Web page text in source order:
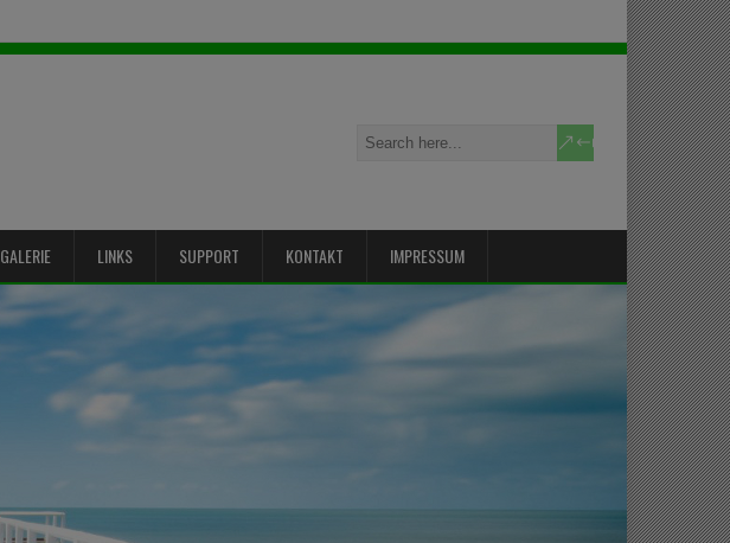
GALERIE LINKS SUPPORT KONTAKT IMPRESSUM